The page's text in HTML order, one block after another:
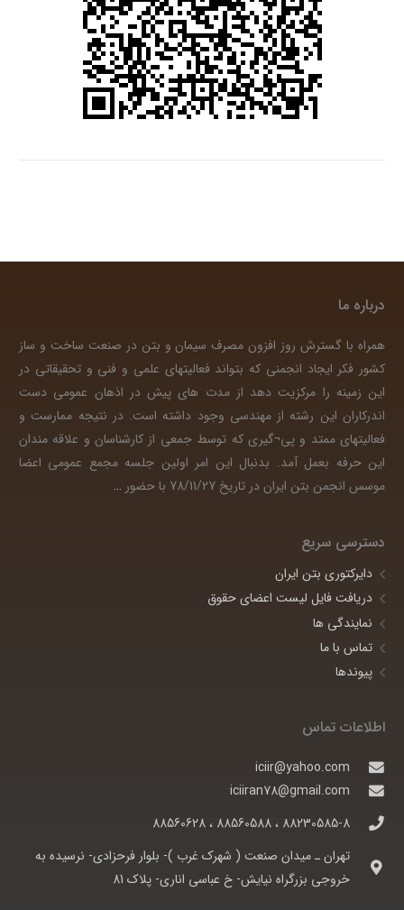
درباره ما
همراه با گسترش روز افزون مصرف سیمان و بتن در صنعت ساخت و ساز
کشور فکر ایجاد انجمنی که بتواند فعالیتهای علمی و فنی و تحقیقاتی در
این زمینه را مرکزیت دهد از مدت های پیش در اذهان عمومی دست
اندرکاران این رشته از مهندسی وجود داشته است. در نتیجه ممارست و
فعالیتهای ممتد و پی¬گیری که توسط جمعی از کارشناسان و علاقه مندان
این حرفه بعمل آمد. بدنبال این امر اولین جلسه مجمع عمومی اعضا
موسس انجمن بتن ایران در تاریخ 78/11/27 با حضور
…
دسترسی سریع
دایرکتوری بتن ایران
دریافت فایل لیست اعضای حقوق
نمایندگی ها
تماس با ما
پیوندها
اطلاعات تماس
iciir@yahoo.com
iciiran78@gmail.com
88230585-8 ، 88560588 ، 88560628
تهران ـ ميدان صنعت ( شهرک غرب )- بلوار فرحزادی- نرسيده به
خروجی بزرگراه نيايش- خ عباسی اناری- پلاک 81